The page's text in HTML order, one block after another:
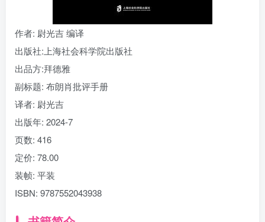
作者: 尉光吉 编译
出版社: 上海社会科学院出版社
出品方:拜德雅
副标题: 布朗肖批评手册
译者: 尉光吉
出版年: 2024-7
页数: 416
定价: 78.00
装帧: 平装
ISBN: 9787552043938